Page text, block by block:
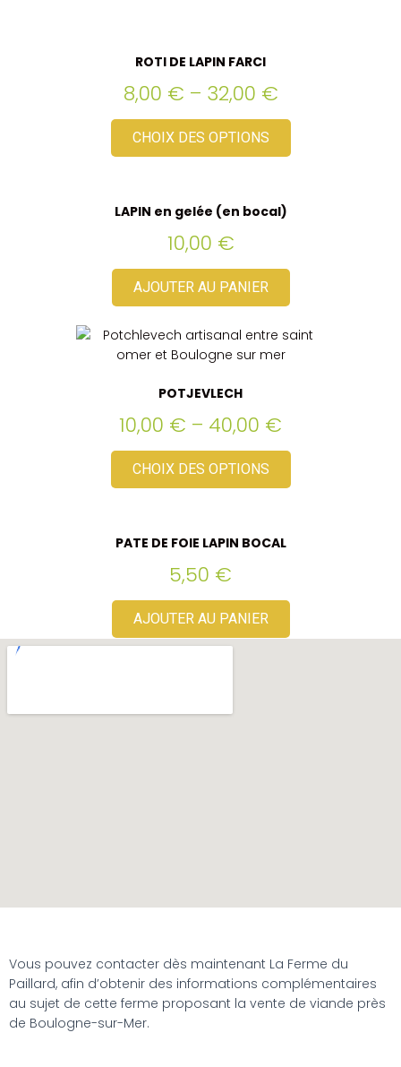
ROTI DE LAPIN FARCI
8,00 € – 32,00 €
CHOIX DES OPTIONS
LAPIN en gelée (en bocal)
10,00 €
AJOUTER AU PANIER
POTJEVLECH
10,00 € – 40,00 €
CHOIX DES OPTIONS
PATE DE FOIE LAPIN BOCAL
5,50 €
AJOUTER AU PANIER
Vous pouvez contacter dès maintenant La Ferme du
Paillard, afin d’obtenir des informations complémentaires
au sujet de cette ferme proposant la vente de viande près
de Boulogne-sur-Mer.